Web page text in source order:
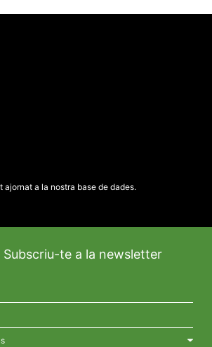
ajornat a la nostra base de dades.
Subscriu-te a la newsletter